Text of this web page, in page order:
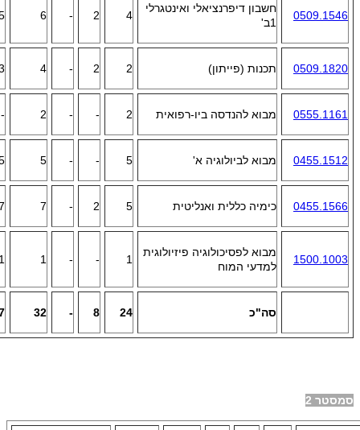
0509.1546
חשבון דיפרנציאלי ואינטגרלי
1ב'
4
2
-
6
0509.1820 תכנות (פייתון) 2
2
-
4
0555.1161 מבוא להנדסה ביו-רפואית 2
-
-
2
-
0455.1512 מבוא לביולוגיה א' 5
-
-
5
0455.1566 כימיה כללית ואנליטית 5
2
-
7
1500.1003
מבוא לפסיכולוגיה פיזיולוגית
למדעי המוח
1
-
-
1
סה"כ 24
8
-
32
סמסטר 2